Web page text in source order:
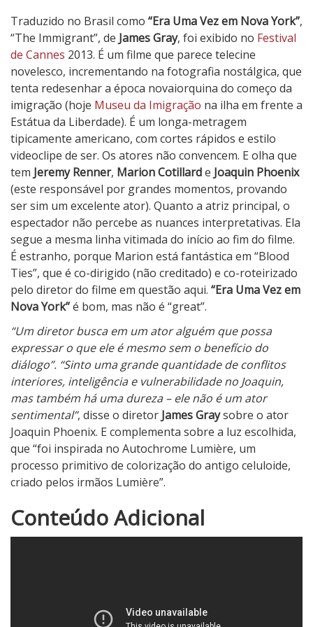
E
r
a
U
m
a
V
e
z
e
m
N
o
v
a
Y
o
r
Traduzido no Brasil como “Era Uma Vez em Nova York”,
“The Immigrant”, de James Gray, foi exibido no Festival
de Cannes 2013. É um filme que parece telecine
novelesco, incrementando na fotografia nostálgica, que
tenta redesenhar a época novaiorquina do começo da
imigração (hoje Museu da Imigração na ilha em frente a
Estátua da Liberdade). É um longa-metragem
tipicamente americano, com cortes rápidos e estilo
videoclipe de ser. Os atores não convencem. E olha que
tem Jeremy Renner, Marion Cotillarde Joaquin Phoenix
(este responsável por grandes momentos, provando
ser sim um excelente ator). Quanto a atriz principal, o
espectador não percebe as nuances interpretativas. Ela
segue a mesma linha vitimada do início ao fim do filme.
É estranho, porque Marion está fantástica em “Blood
Ties”, que é co-dirigido (não creditado) e co-roteirizado
pelo diretor do filme em questão aqui. “Era Uma Vez em
Nova York”é bom, mas não é “great”.
“Um diretor busca em um ator alguém que possa
expressar o que ele é mesmo sem o benefício do
diálogo”. “Sinto uma grande quantidade de conflitos
interiores, inteligência e vulnerabilidade no Joaquin,
mas também há uma dureza – ele não é um ator
sentimental”, disse o diretor James Graysobre o ator
Joaquin Phoenix. E complementa sobre a luz escolhida,
que “foi inspirada no Autochrome Lumière, um
processo primitivo de colorização do antigo celuloide,
criado pelos irmãos Lumière”.
N
o
Conteúdo Adicional